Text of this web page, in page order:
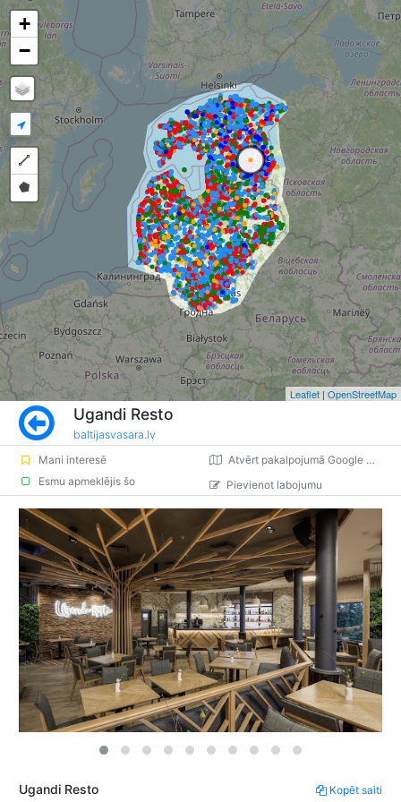
+
−
Draw a polyline
Draw a polygon
Leaflet | OpenStreetMap
Ugandi Resto
baltijasvasara.lv
Mani interesē
Esmu apmeklējis šo
Atvērt pakalpojumā Google Maps
Pievienot labojumu
Ugandi Resto Kopēt saiti